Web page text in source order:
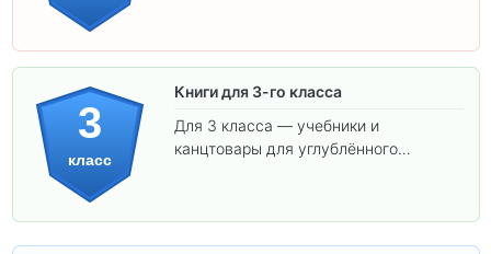
3
класс
Книги для 3-го класса
Для 3 класса — учебники и
канцтовары для углублённого